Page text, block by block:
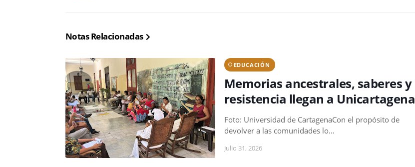
Notas Relacionadas
EDUCACIÓN
Memorias ancestrales, saberes y
resistencia llegan a Unicartagena
Foto: Universidad de CartagenaCon el propósito de
devolver a las comunidades lo…
Julio 31, 2026